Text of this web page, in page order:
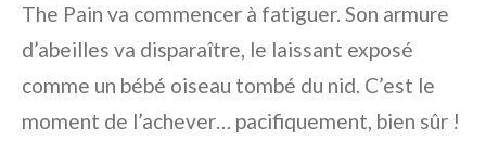
The Pain va commencer à fatiguer. Son armure
d’abeilles va disparaître, le laissant exposé
comme un bébé oiseau tombé du nid. C’est le
moment de l’achever… pacifiquement, bien sûr !